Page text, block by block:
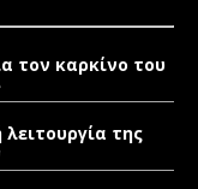
τον καρκίνο του
της